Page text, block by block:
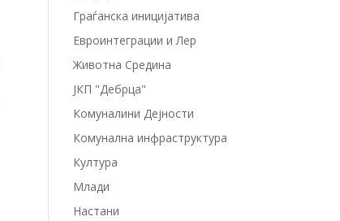
Граѓанска иницијатива
Евроинтеграции и Лер
Животна Средина
ЈКП "Дебрца"
Комуналини Дејности
Комунална инфраструктура
Култура
Млади
Настани